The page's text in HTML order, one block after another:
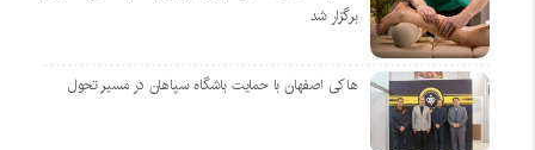
برگزار شد
هاکی اصفهان با حمایت باشگاه سپاهان در مسیر تحول